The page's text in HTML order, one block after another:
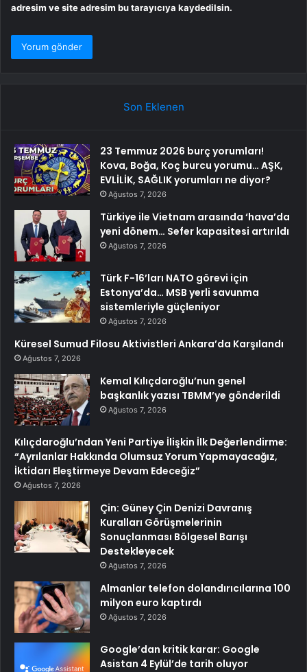
adresim ve site adresim bu tarayıcıya kaydedilsin.
Son Eklenen
23 Temmuz 2026 burç yorumları!
Kova, Boğa, Koç burcu yorumu… AŞK,
EVLİLİK, SAĞLIK yorumları ne diyor?
Ağustos 7, 2026
Türkiye ile Vietnam arasında ‘hava’da
yeni dönem… Sefer kapasitesi artırıldı
Ağustos 7, 2026
Türk F-16’ları NATO görevi için
Estonya’da… MSB yerli savunma
sistemleriyle güçleniyor
Ağustos 7, 2026
Küresel Sumud Filosu Aktivistleri Ankara’da Karşılandı
Ağustos 7, 2026
Kemal Kılıçdaroğlu’nun genel
başkanlık yazısı TBMM’ye gönderildi
Ağustos 7, 2026
Kılıçdaroğlu’ndan Yeni Partiye İlişkin İlk Değerlendirme:
“Ayrılanlar Hakkında Olumsuz Yorum Yapmayacağız,
İktidarı Eleştirmeye Devam Edeceğiz”
Ağustos 7, 2026
Çin: Güney Çin Denizi Davranış
Kuralları Görüşmelerinin
Sonuçlanması Bölgesel Barışı
Destekleyecek
Ağustos 7, 2026
Almanlar telefon dolandırıcılarına 100
milyon euro kaptırdı
Ağustos 7, 2026
Google’dan kritik karar: Google
Asistan 4 Eylül’de tarih oluyor